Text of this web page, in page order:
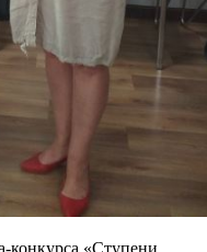
конкурса «Ступени